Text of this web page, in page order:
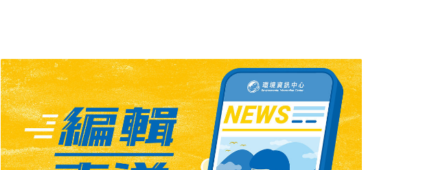
高於或等於8歐分也進位，2.08歐元會算成2.10元。1歐分、2歐分可以繼續
使用，商品標價也維持不變。使用信用卡或電子支付仍依原標價格，不受
影響。愛沙尼亞從今年1月起淘汰1歐分與2歐分。根據